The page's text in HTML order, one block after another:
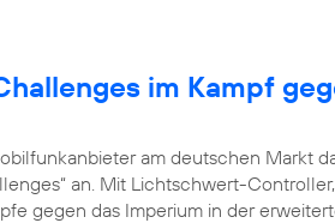
im Kampf
am deutschen Markt
an. Mit Lichtschwert-
gegen das Imperium in der